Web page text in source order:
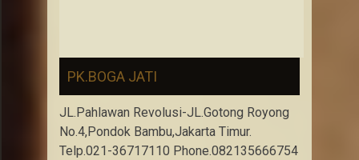
PK.BOGA JATI
JL.Pahlawan Revolusi-JL.Gotong Royong
No.4,Pondok Bambu,Jakarta Timur.
Telp.021-36717110 Phone.082135666754